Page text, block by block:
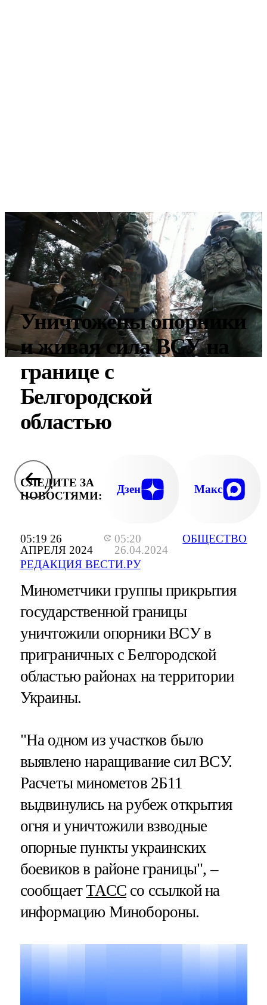
05:19 26
АПРЕЛЯ 2024
05:20
26.04.2024
РЕДАКЦИЯ ВЕСТИ.РУ
ОБЩЕСТВО
Уничтожены опорники
и живая сила ВСУ на
границе с
Белгородской
областью
СЛЕДИТЕ ЗА
НОВОСТЯМИ:
Дзен Макс
Минометчики группы прикрытия
государственной границы
уничтожили опорники ВСУ в
приграничных с Белгородской
областью районах на территории
Украины.
"На одном из участков было
выявлено наращивание сил ВСУ.
Расчеты минометов 2Б11
выдвинулись на рубеж открытия
огня и уничтожили взводные
опорные пункты украинских
боевиков в районе границы", –
сообщаетТАСС со ссылкой на
информацию Минобороны.